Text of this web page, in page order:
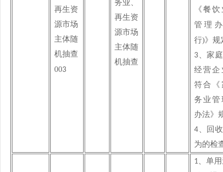
再生资
源市场
主体随
机抽查
003
务业、
再生资
源市场
主体随
机抽查
《餐
管理
行)》规
3、 家
经营企
符合《
务业管
办法》
4、
回
为的检
1、 单